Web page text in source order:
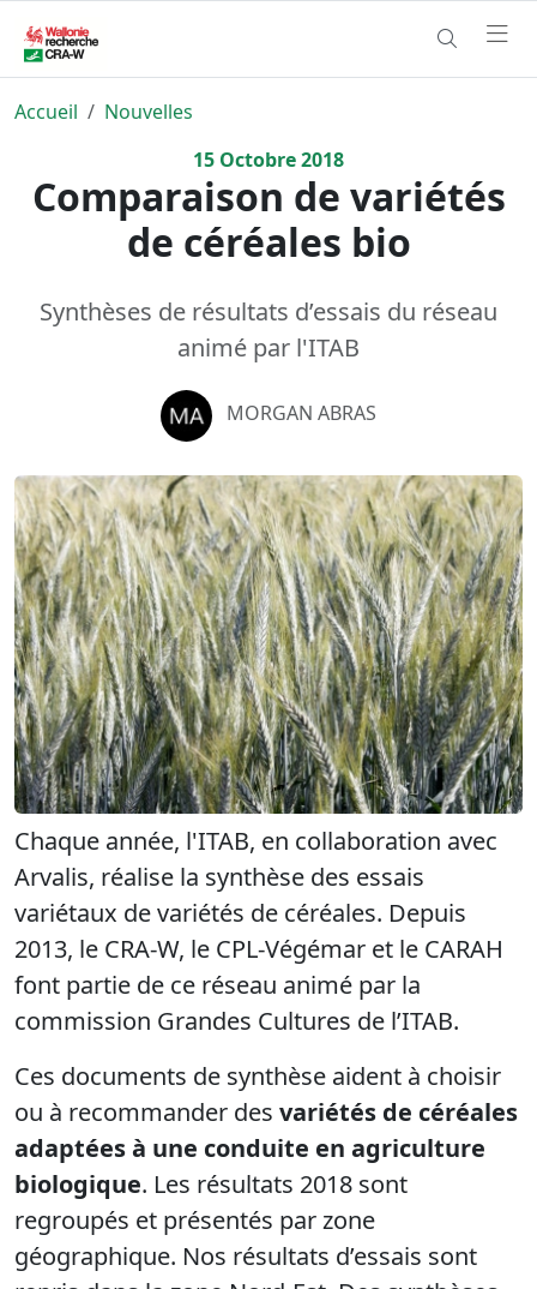
Accueil
Nouvelles
15 Octobre2018
Comparaison de variétés
de céréales bio
Synthèses de résultats d’essais du réseau
animé par l'ITAB
MORGAN ABRAS
Chaque année, l'ITAB, en collaboration avec
Arvalis, réalise la synthèse des essais
variétaux de variétés de céréales. Depuis
2013, le CRA-W, le CPL-Végémar et le CARAH
font partie de ce réseau animé par la
commission Grandes Cultures de l’ITAB.
Ces documents de synthèse aident à choisir
ou à recommander des variétés de céréales
adaptées à une conduite en agriculture
biologique. Les résultats 2018 sont
regroupés et présentés par zone
géographique. Nos résultats d’essais sont